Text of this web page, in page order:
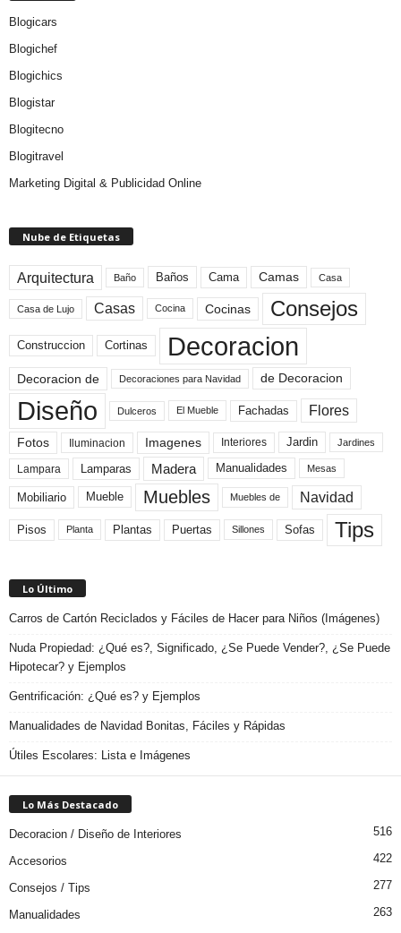
Blogicars
Blogichef
Blogichics
Blogistar
Blogitecno
Blogitravel
Marketing Digital & Publicidad Online
Nube de Etiquetas
Arquitectura Baño Baños Cama Camas Casa
Casa de Lujo Casas Cocina Cocinas Consejos
Construccion Cortinas Decoracion
Decoracion de Decoraciones para Navidad de Decoracion
Diseño Dulceros El Mueble Fachadas Flores
Fotos Iluminacion Imagenes Interiores Jardin Jardines
Lampara Lamparas Madera Manualidades Mesas
Mobiliario Mueble Muebles Muebles de Navidad
Pisos Planta Plantas Puertas Sillones Sofas Tips
Lo Último
Carros de Cartón Reciclados y Fáciles de Hacer para Niños (Imágenes)
Nuda Propiedad: ¿Qué es?, Significado, ¿Se Puede Vender?, ¿Se Puede
Hipotecar? y Ejemplos
Gentrificación: ¿Qué es? y Ejemplos
Manualidades de Navidad Bonitas, Fáciles y Rápidas
Útiles Escolares: Lista e Imágenes
Lo Más Destacado
Decoracion / Diseño de Interiores 516
Accesorios 422
Consejos / Tips 277
Manualidades
263